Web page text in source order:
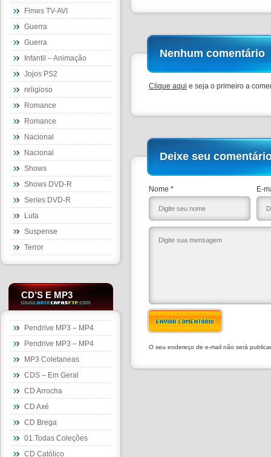
Fimes TV-AVI
Guerra
Guerra
Infantil – Animação
Jojos PS2
religioso
Romance
Romance
Nacional
Nacional
Shows
Shows DVD-R
Series DVD-R
Luta
Suspense
Terror
CD’S E MP3
Pendrive MP3 – MP4
Pendrive MP3 – MP4
MP3 Coletaneas
CDS – Em Geral
CD Arrocha
CD Axé
CD Brega
01.Todas Coleções
CD Católico
Nenhum comentário
Clique aqui e seja o primeiro a
Deixe seu
Nome * E-
ENVIAR COMENTÁRIO
O seu endereço de e-mail não será